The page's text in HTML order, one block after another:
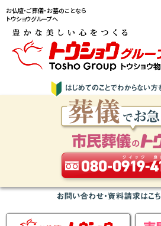
お仏壇・ご葬儀・お墓のことなら
トウショウグループへ